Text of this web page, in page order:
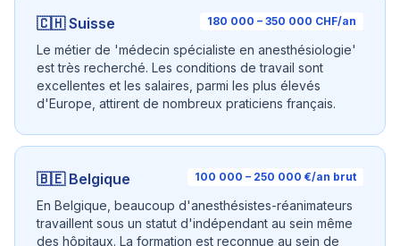
🇨🇭 Suisse 180 000 – 350 000 CHF/an
Le métier de 'médecin spécialiste en anesthésiologie'
est très recherché. Les conditions de travail sont
excellentes et les salaires, parmi les plus élevés
d'Europe, attirent de nombreux praticiens français.
🇧🇪 Belgique 100 000 – 250 000 €/an brut
En Belgique, beaucoup d'anesthésistes-réanimateurs
travaillent sous un statut d'indépendant au sein même
des hôpitaux. La formation est reconnue au sein de